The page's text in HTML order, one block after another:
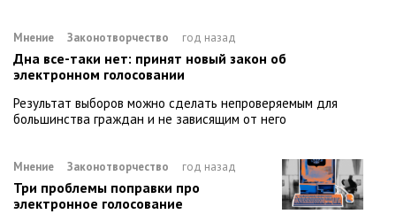
Мнение Законотворчество год назад
Дна все-таки нет: принят новый закон об
электронном голосовании
Результат выборов можно сделать непроверяемым для
большинства граждан и не зависящим от него
Мнение Законотворчество год назад
Три проблемы поправки про
электронное голосование